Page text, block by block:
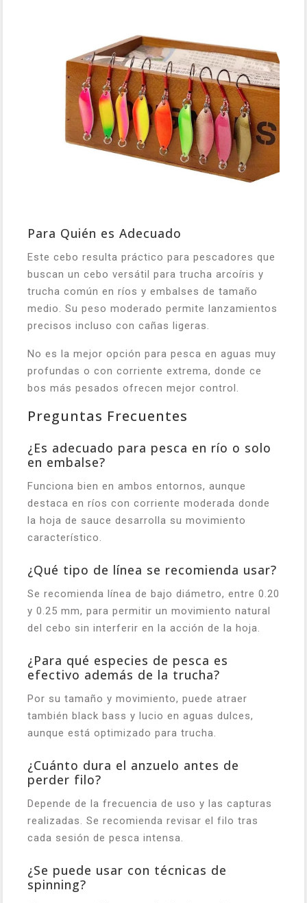
Para Quién es Adecuado
Este cebo resulta práctico para pescadores que
buscan un cebo versátil para trucha arcoíris y
trucha común en ríos y embalses de tamaño
medio. Su peso moderado permite lanzamientos
precisos incluso con cañas ligeras.
No es la mejor opción para pesca en aguas muy
profundas o con corriente extrema, donde ce
bos más pesados ofrecen mejor control.
Preguntas Frecuentes
¿Es adecuado para pesca en río o solo
en embalse?
Funciona bien en ambos entornos, aunque
destaca en ríos con corriente moderada donde
la hoja de sauce desarrolla su movimiento
característico.
¿Qué tipo de línea se recomienda usar?
Se recomienda línea de bajo diámetro, entre 0.20
y 0.25 mm, para permitir un movimiento natural
del cebo sin interferir en la acción de la hoja.
¿Para qué especies de pesca es
efectivo además de la trucha?
Por su tamaño y movimiento, puede atraer
también black bass y lucio en aguas dulces,
aunque está optimizado para trucha.
¿Cuánto dura el anzuelo antes de
perder filo?
Depende de la frecuencia de uso y las capturas
realizadas. Se recomienda revisar el filo tras
cada sesión de pesca intensa.
¿Se puede usar con técnicas de
spinning?